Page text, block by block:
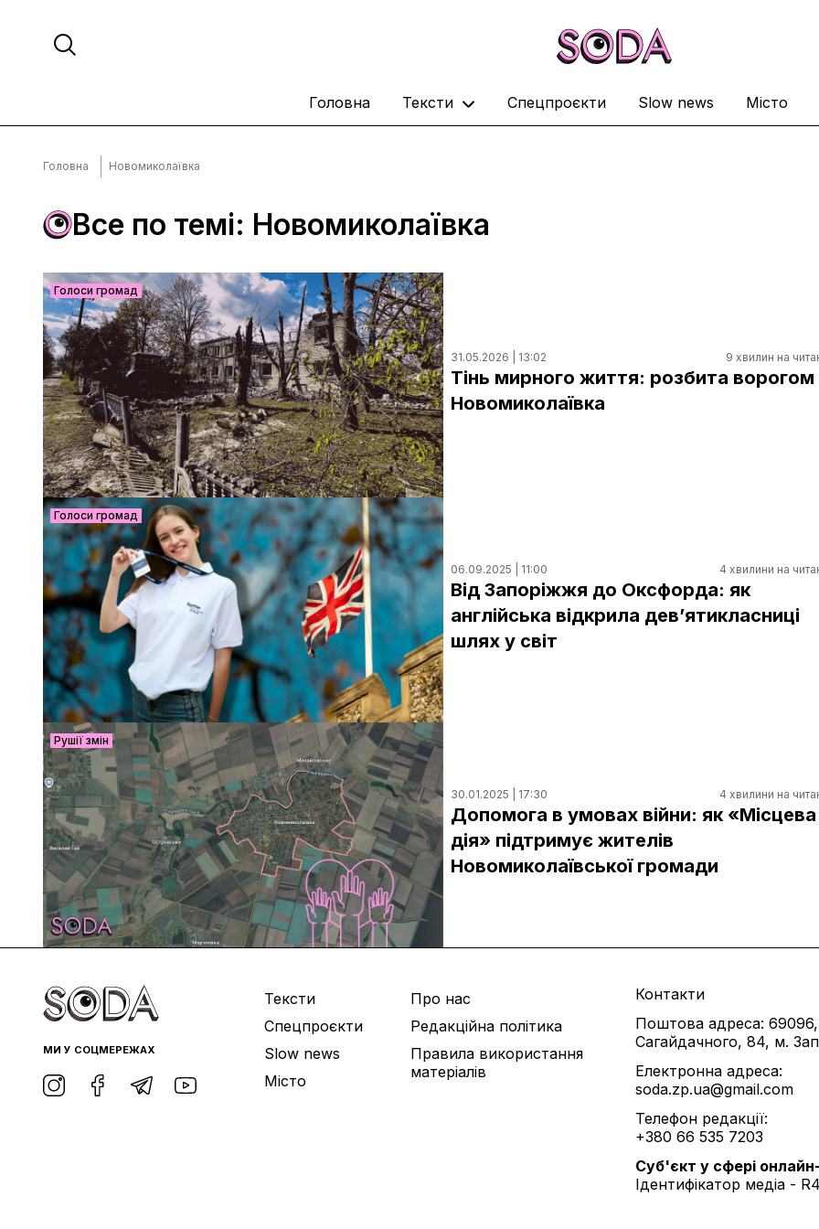
Головна Тексти Спецпроєкти Slow news Місто
Головна Новомиколаївка
Все по темі: Новомиколаївка
Голоси громад
31.05.2026 | 13:02 9 хвилин на
Тінь мирного життя: розбита ворогом
Новомиколаївка
Голоси громад
06.09.2025 | 11:00 4 хвилини на
Від Запоріжжя до Оксфорда: як
англійська відкрила дев’ятикласниці
шлях у світ
Рушії змін
30.01.2025 | 17:30 4 хвилини на
Допомога в умовах війни: як «Місцева
дія» підтримує жителів
Новомиколаївської громади
МИ У СОЦМЕРЕЖАХ
Тексти
Спецпроєкти
Slow news
Місто
Про нас
Редакційна політика
Правила використання
матеріалів
Контакти
Поштова адреса:
Сагайдачного, 84, м.
Електронна адреса:
soda.zp.ua@gmail.com
Телефон редакції:
+380 66 535 7203
Cуб'єкт у сфері
Ідентифікатор медіа -